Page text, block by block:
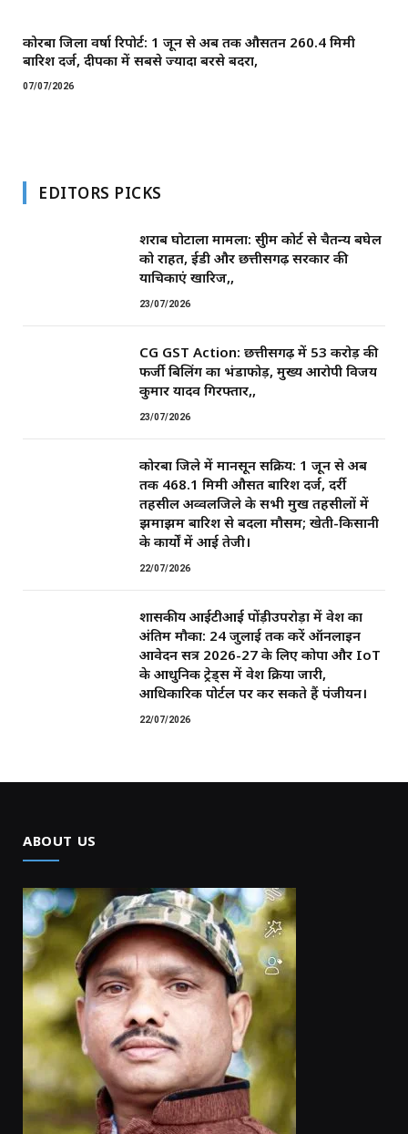
कोरबा जिला वर्षा रिपोर्ट: 1 जून से अब तक औसतन 260.4 मिमी
बारिश दर्ज, दीपका में सबसे ज्यादा बरसे बदरा,
07/07/2026
EDITORS PICKS
शराब घोटाला मामला: सुप्रीम कोर्ट से चैतन्य बघेल
को राहत, ईडी और छत्तीसगढ़ सरकार की
याचिकाएं खारिज,,
23/07/2026
CG GST Action: छत्तीसगढ़ में 53 करोड़ की
फर्जी बिलिंग का भंडाफोड़, मुख्य आरोपी विजय
कुमार यादव गिरफ्तार,,
23/07/2026
कोरबा जिले में मानसून सक्रिय: 1 जून से अब
तक 468.1 मिमी औसत बारिश दर्ज, दर्री
तहसील अव्वलजिले के सभी प्रमुख तहसीलों में
झमाझम बारिश से बदला मौसम; खेती-किसानी
के कार्यों में आई तेजी।
22/07/2026
शासकीय आईटीआई पोंड़ीउपरोड़ा में प्रवेश का
अंतिम मौका: 24 जुलाई तक करें ऑनलाइन
आवेदन सत्र 2026-27 के लिए कोपा और IoT
के आधुनिक ट्रेड्स में प्रवेश प्रक्रिया जारी,
आधिकारिक पोर्टल पर कर सकते हैं पंजीयन।
22/07/2026
ABOUT US